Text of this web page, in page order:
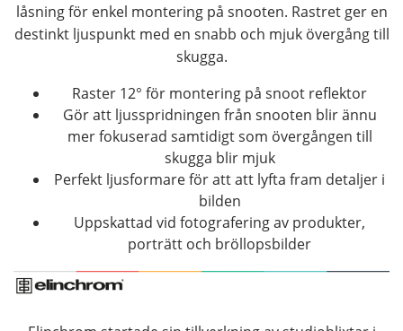
låsning för enkel montering på snooten. Rastret ger en
destinkt ljuspunkt med en snabb och mjuk övergång till
skugga.
Raster 12° för montering på snoot reflektor
Gör att ljusspridningen från snooten blir ännu
mer fokuserad samtidigt som övergången till
skugga blir mjuk
Perfekt ljusformare för att att lyfta fram detaljer i
bilden
Uppskattad vid fotografering av produkter,
porträtt och bröllopsbilder